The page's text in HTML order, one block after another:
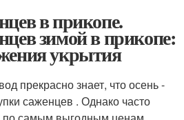
в прикопе.
зимой в прикопе:
укрытия
прекрасно знает, что осень -
саженцев . Однако часто